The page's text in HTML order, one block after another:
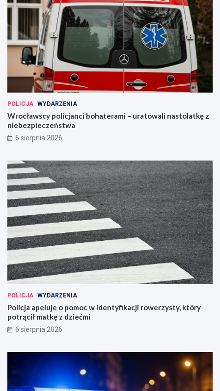
POLICJA WYDARZENIA
Wrocławscy policjanci bohaterami – uratowali nastolatkę z
niebezpieczeństwa
6 sierpnia 2026
POLICJA WYDARZENIA
Policja apeluje o pomoc w identyfikacji rowerzysty, który
potrącił matkę z dziećmi
6 sierpnia 2026